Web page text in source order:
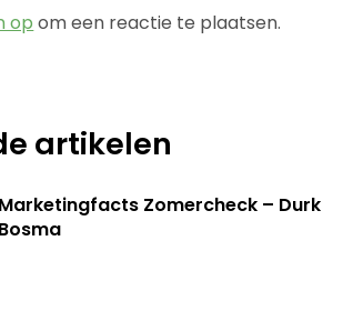
op om een reactie te plaatsen.
artikelen
Marketingfacts Zomercheck – Durk
Bosma